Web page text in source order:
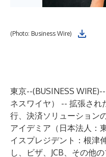
(Photo: Business Wire)
東京--(BUSINESS WIRE)--
ネスワイヤ） -- 拡張され
行、決済ソリューション
アイデミア（日本法人：
イスプレジデント：根津
し、ビザ、JCB、その他